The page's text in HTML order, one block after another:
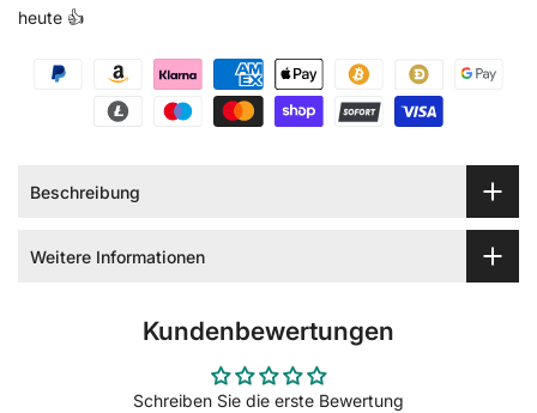
heute 👍
Beschreibung
Weitere Informationen
Kundenbewertungen
Schreiben Sie die erste Bewertung